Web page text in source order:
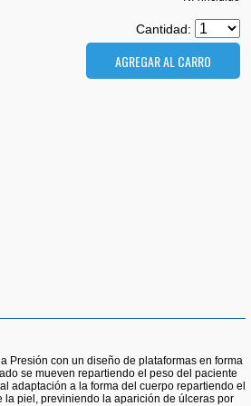
Cantidad:
Presión con un diseño de plataformas en forma
se mueven repartiendo el peso del paciente
adaptación a la forma del cuerpo repartiendo el
piel, previniendo la aparición de úlceras por